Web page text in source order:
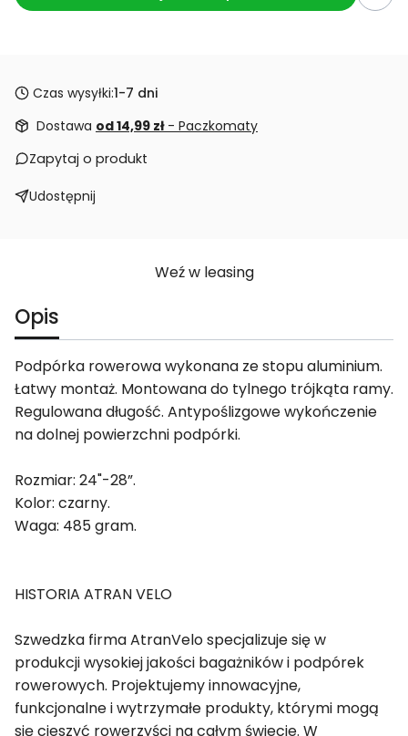
Czas wysyłki:1-7 dni
Dostawa od 14,99 zł - Paczkomaty
Zapytaj o produkt
Udostępnij
Weź w leasing
Opis
Podpórka rowerowa wykonana ze stopu aluminium.
Łatwy montaż. Montowana do tylnego trójkąta ramy.
Regulowana długość. Antypoślizgowe wykończenie
na dolnej powierzchni podpórki.
Rozmiar: 24"-28”.
Kolor: czarny.
Waga: 485 gram.
HISTORIA ATRAN VELO
Szwedzka firma AtranVelo specjalizuje się w
produkcji wysokiej jakości bagażników i podpórek
rowerowych. Projektujemy innowacyjne,
funkcjonalne i wytrzymałe produkty, którymi mogą
się cieszyć rowerzyści na całym świecie. W